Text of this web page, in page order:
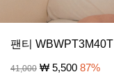
팬티 WBWPT3M40T
41,000 ₩ 5,500 87%